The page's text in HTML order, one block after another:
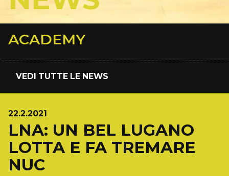
ACADEMY
VEDI TUTTE LE NEWS
22.2.2021
LNA: UN BEL LUGANO
LOTTA E FA TREMARE
NUC